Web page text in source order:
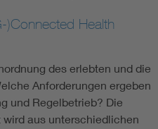
)Connected Health
des erlebten und die
Anforderungen ergeben
und Regelbetrieb? Die
aus unterschiedlichen